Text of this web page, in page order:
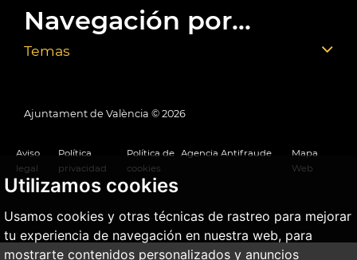
Utilizamos cookies
Usamos cookies y otras técnicas de rastreo para mejorar
tu experiencia de navegación en nuestra web, para
mostrarte contenidos personalizados y anuncios
Navegación por...
Temas
Ajuntament de València © 2026
Aviso
legal
Política
privacidad
Política de
cookies
Agencia Antifraude
Mapa
Web